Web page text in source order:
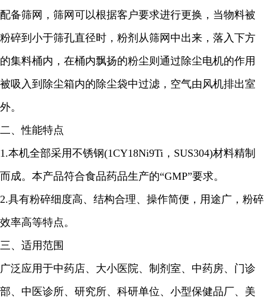
配备筛网，筛网可以根据客户要求进行更换，当物料被
粉碎到小于筛孔直径时，粉剂从筛网中出来，落入下方
的集料桶内，在桶内飘扬的粉尘则通过除尘电机的作用
被吸入到除尘箱内的除尘袋中过滤，空气由风机排出室
外。
二、性能特点
1.本机全部采用不锈钢(1CY18Ni9Ti，SUS304)材料精制
而成。本产品符合食品药品生产的“GMP”要求。
2.具有粉碎细度高、结构合理、操作简便，用途广，粉碎
效率高等特点。
三、适用范围
广泛应用于中药店、大小医院、制剂室、中药房、门诊
部、中医诊所、研究所、科研单位、小型保健品厂、美